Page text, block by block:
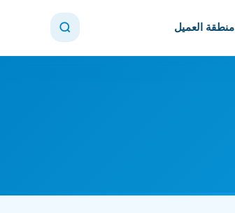
منطقة العميل